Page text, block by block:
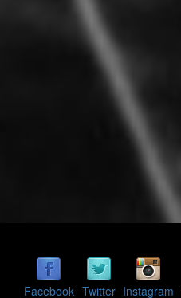
Facebook Twitter Instagram